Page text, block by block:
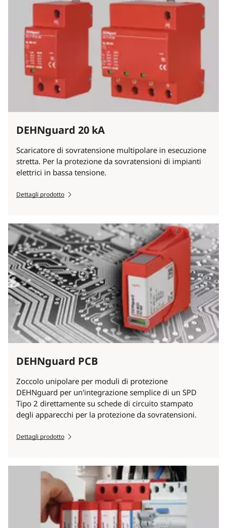
DEHNguard 20 kA
Scaricatore di sovratensione multipolare in esecuzione
stretta. Per la protezione da sovratensioni di impianti
elettrici in bassa tensione.
Dettagli prodotto
DEHNguard PCB
Zoccolo unipolare per moduli di protezione
DEHNguard per un'integrazione semplice di un SPD
Tipo 2 direttamente su schede di circuito stampato
degli apparecchi per la protezione da sovratensioni.
Dettagli prodotto